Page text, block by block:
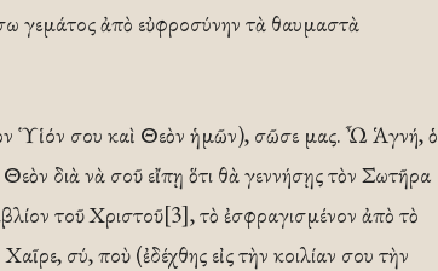
γεμάτος ἀπὸ εὐφροσύνην τὰ θαυμαστὰ
Ὑἱόν σου καὶ Θεὸν ἡμῶν), σῶσε μας. Ὦ Ἁγνή, ὁ
διὰ νὰ σοῦ εἴπῃ ὅτι θὰ γεννήσῃς τὸν Σωτῆρα
τοῦ Χριστοῦ[3], τὸ ἐσφραγισμένον ἀπὸ τὸ
σύ, ποὺ (ἐδέχθης εἰς τὴν κοιλίαν σου τὴν